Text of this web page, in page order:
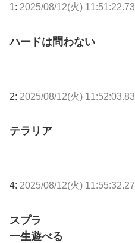
1: 2025/08/12(火) 11:51:22.73
ハードは問わない
2: 2025/08/12(火) 11:52:03.83
テラリア
4: 2025/08/12(火) 11:55:32.27
スプラ
一生遊べる